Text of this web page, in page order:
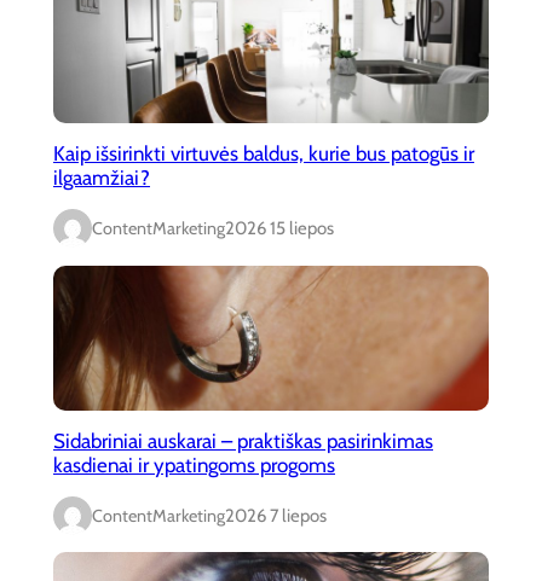
Kaip išsirinkti virtuvės baldus, kurie bus patogūs ir
ilgaamžiai?
ContentMarketing2026 15 liepos
Sidabriniai auskarai – praktiškas pasirinkimas
kasdienai ir ypatingoms progoms
ContentMarketing2026 7 liepos